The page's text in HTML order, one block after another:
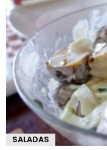
SALADAS